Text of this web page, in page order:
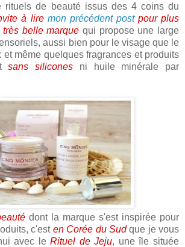
rituels de beauté issus des 4 coins du
à lire mon précédent postpour plus
belle marque qui propose une large
aussi bien pour le visage que le
et même quelques fragrances et produits
sans silicones ni huile minérale par
dont la marque s'est inspirée pour
c'est en Corée du Sudque je vous
avec leRituel de Jeju, une île située